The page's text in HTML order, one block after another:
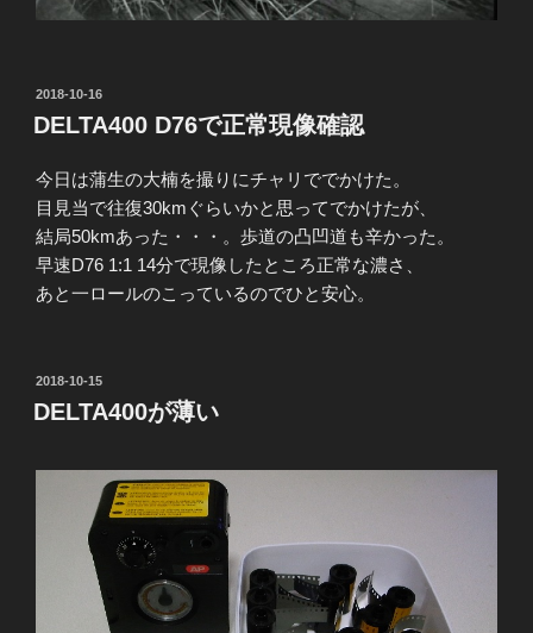
投
稿
日:
2018-10-16
DELTA400 D76で正常現像確認
今日は蒲生の大楠を撮りにチャリででかけた。
目見当で往復30kmぐらいかと思ってでかけたが、
結局50kmあった・・・。歩道の凸凹道も辛かった。
早速D76 1:1 14分で現像したところ正常な濃さ、
あと一ロールのこっているのでひと安心。
投
稿
日:
2018-10-15
DELTA400が薄い